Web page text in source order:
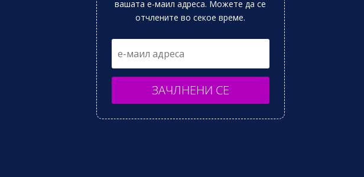
вашата е-маил адреса. Можете да се
отчлените во секое време.
ЗАЧЛНЕНИ СЕ